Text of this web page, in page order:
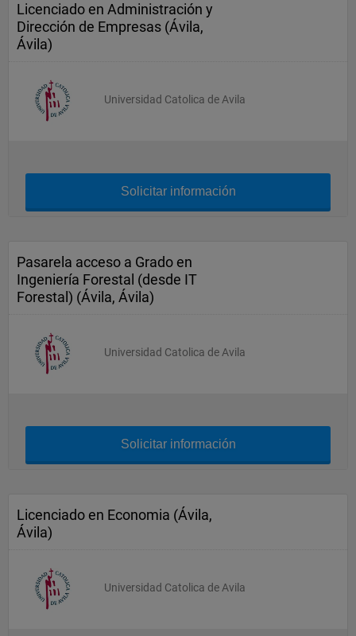
Licenciado en Administración y
Dirección de Empresas (Ávila,
Ávila)
Universidad Catolica de Avila
Solicitar información
Pasarela acceso a Grado en
Ingeniería Forestal (desde IT
Forestal) (Ávila, Ávila)
Universidad Catolica de Avila
Solicitar información
Licenciado en Economia (Ávila,
Ávila)
Universidad Catolica de Avila